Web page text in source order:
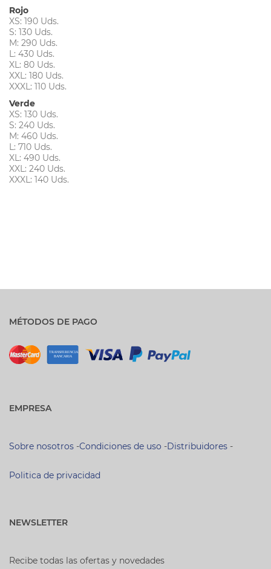
Rojo
XS: 190 Uds.
S: 130 Uds.
M: 290 Uds.
L: 430 Uds.
XL: 80 Uds.
XXL: 180 Uds.
XXXL: 110 Uds.
Verde
XS: 130 Uds.
S: 240 Uds.
M: 460 Uds.
L: 710 Uds.
XL: 490 Uds.
XXL: 240 Uds.
XXXL: 140 Uds.
MÉTODOS DE PAGO
EMPRESA
Sobre nosotros -Condiciones de uso -Distribuidores -
Politica de privacidad
NEWSLETTER
Recibe todas las ofertas y novedades